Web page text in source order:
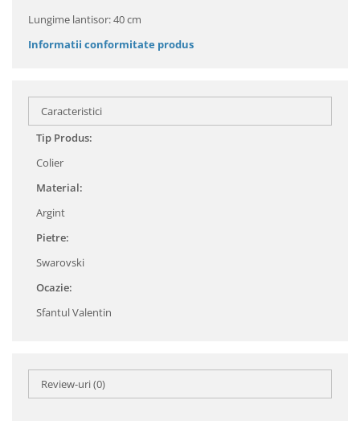
Lungime lantisor: 40 cm
Informatii conformitate produs
Caracteristici
Tip Produs:
Colier
Material:
Argint
Pietre:
Swarovski
Ocazie:
Sfantul Valentin
Review-uri(0)